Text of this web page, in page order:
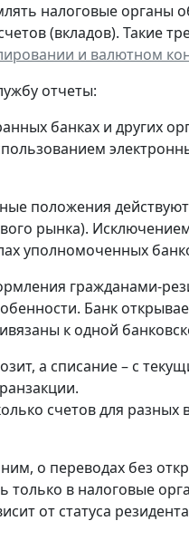
налоговые органы
(вкладов). Такие
и валютном
отчеты:
банках и других
положения
рынка).
уполномоченных
гражданами-
Банк
к одной
а списание – с
счетов для
о переводах без
только в налоговые
от статуса